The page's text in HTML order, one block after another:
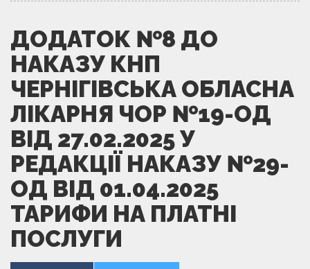
ДОДАТОК №8 ДО
НАКАЗУ КНП
ЧЕРНІГІВСЬКА ОБЛАСНА
ЛІКАРНЯ ЧОР №19-ОД
ВІД 27.02.2025 У
РЕДАКЦІЇ НАКАЗУ №29-
ОД ВІД 01.04.2025
ТАРИФИ НА ПЛАТНІ
ПОСЛУГИ